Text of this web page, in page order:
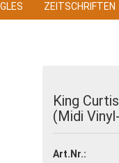
ZEITSCHRIFTEN
King
(Midi
Art.Nr.: